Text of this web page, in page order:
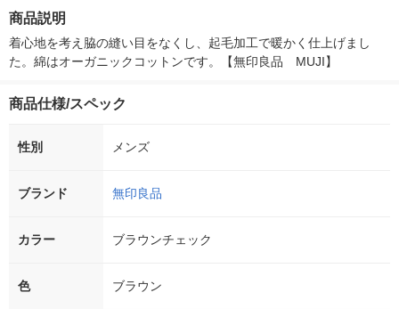
商品説明
着心地を考え脇の縫い目をなくし、起毛加工で暖かく仕上げまし
た。綿はオーガニックコットンです。【無印良品　MUJI】
商品仕様/スペック
性別 メンズ
ブランド 無印良品
カラー ブラウンチェック
色 ブラウン